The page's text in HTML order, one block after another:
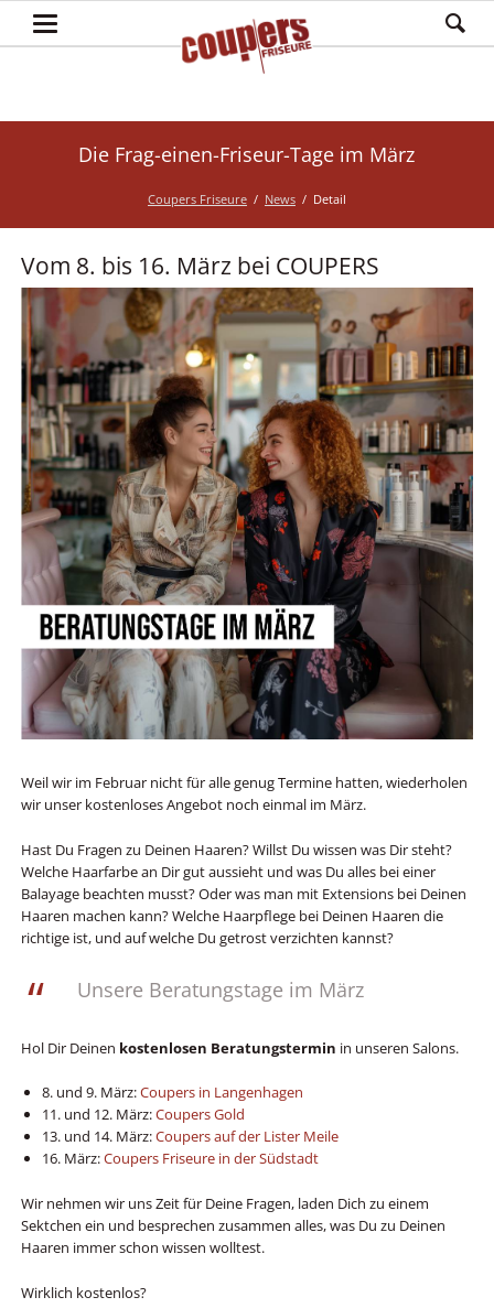
Die Frag-einen-Friseur-Tage im März
Coupers Friseure News Detail
Vom 8. bis 16. März bei COUPERS
Weil wir im Februar nicht für alle genug Termine hatten, wiederholen
wir unser kostenloses Angebot noch einmal im März.
Hast Du Fragen zu Deinen Haaren? Willst Du wissen was Dir steht?
Welche Haarfarbe an Dir gut aussieht und was Du alles bei einer
Balayage beachten musst? Oder was man mit Extensions bei Deinen
Haaren machen kann? Welche Haarpflege bei Deinen Haaren die
richtige ist, und auf welche Du getrost verzichten kannst?
Unsere Beratungstage im März
Hol Dir Deinen kostenlosen Beratungstermin in unseren Salons.
8. und 9. März:Coupers in Langenhagen
11. und 12. März:Coupers Gold
13. und 14. März:Coupers auf der Lister Meile
16. März:Coupers Friseure in der Südstadt
Wir nehmen wir uns Zeit für Deine Fragen, laden Dich zu einem
Sektchen ein und besprechen zusammen alles, was Du zu Deinen
Haaren immer schon wissen wolltest.
Wirklich kostenlos?